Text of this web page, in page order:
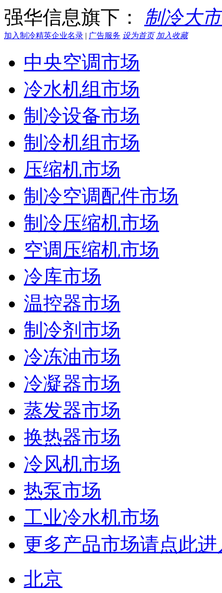
强华信息旗下： 制冷大
加入制冷精英企业名录 | 广告服务 设为首页 加入收藏
中央空调市场
冷水机组市场
制冷设备市场
制冷机组市场
压缩机市场
制冷空调配件市场
制冷压缩机市场
空调压缩机市场
冷库市场
温控器市场
制冷剂市场
冷冻油市场
冷凝器市场
蒸发器市场
换热器市场
冷风机市场
热泵市场
工业冷水机市场
更多产品市场请点此进
北京